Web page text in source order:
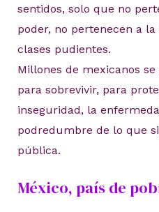
sentidos, solo que no
poder, no pertenecen a
clases pudientes.
Millones de mexicanos
para sobrevivir, para
inseguridad, la
podredumbre de lo que
pública.
México, país de